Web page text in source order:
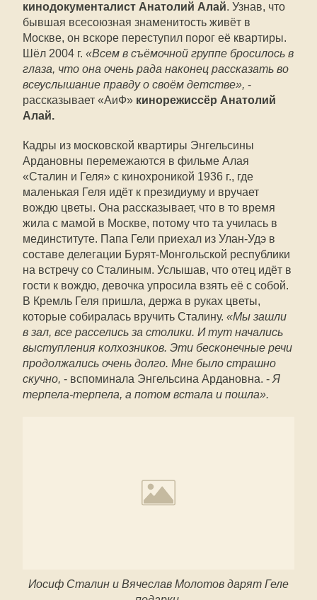
кинодокументалист Анатолий Алай. Узнав, что
бывшая всесоюзная знаменитость живёт в
Москве, он вскоре переступил порог её квартиры.
Шёл 2004 г. «Всем в ­съёмочной группе бросилось в
глаза, что она очень рада наконец рассказать во
всеуслышание правду о своём детстве», -
рассказывает «АиФ» кинорежиссёр Анатолий
Алай.
Кадры из московской квартиры Энгельсины
Ардановны перемежаются в фильме Алая
«Сталин и Геля» с кинохроникой 1936 г., где
маленькая Геля идёт к президиуму и вручает
вождю цветы. Она рассказывает, что в то время
жила с мамой в Москве, потому что та училась в
мединституте. Папа Гели приехал из Улан-Удэ в
составе делегации Бурят-Монгольской республики
на встречу со Сталиным. Услышав, что отец идёт в
гости к вождю, девочка упросила взять её с собой.
В Кремль Геля пришла, держа в руках цветы,
которые собиралась вручить Сталину. «Мы зашли
в зал, все расселись за столики. И тут начались
выступления колхозников. Эти бесконечные речи
продолжались очень долго. Мне было страшно
скучно, - вспоминала Энгельсина Ардановна. - Я
терпела-терпела, а потом встала и пошла».
Иосиф Сталин и Вячеслав Молотов дарят Геле